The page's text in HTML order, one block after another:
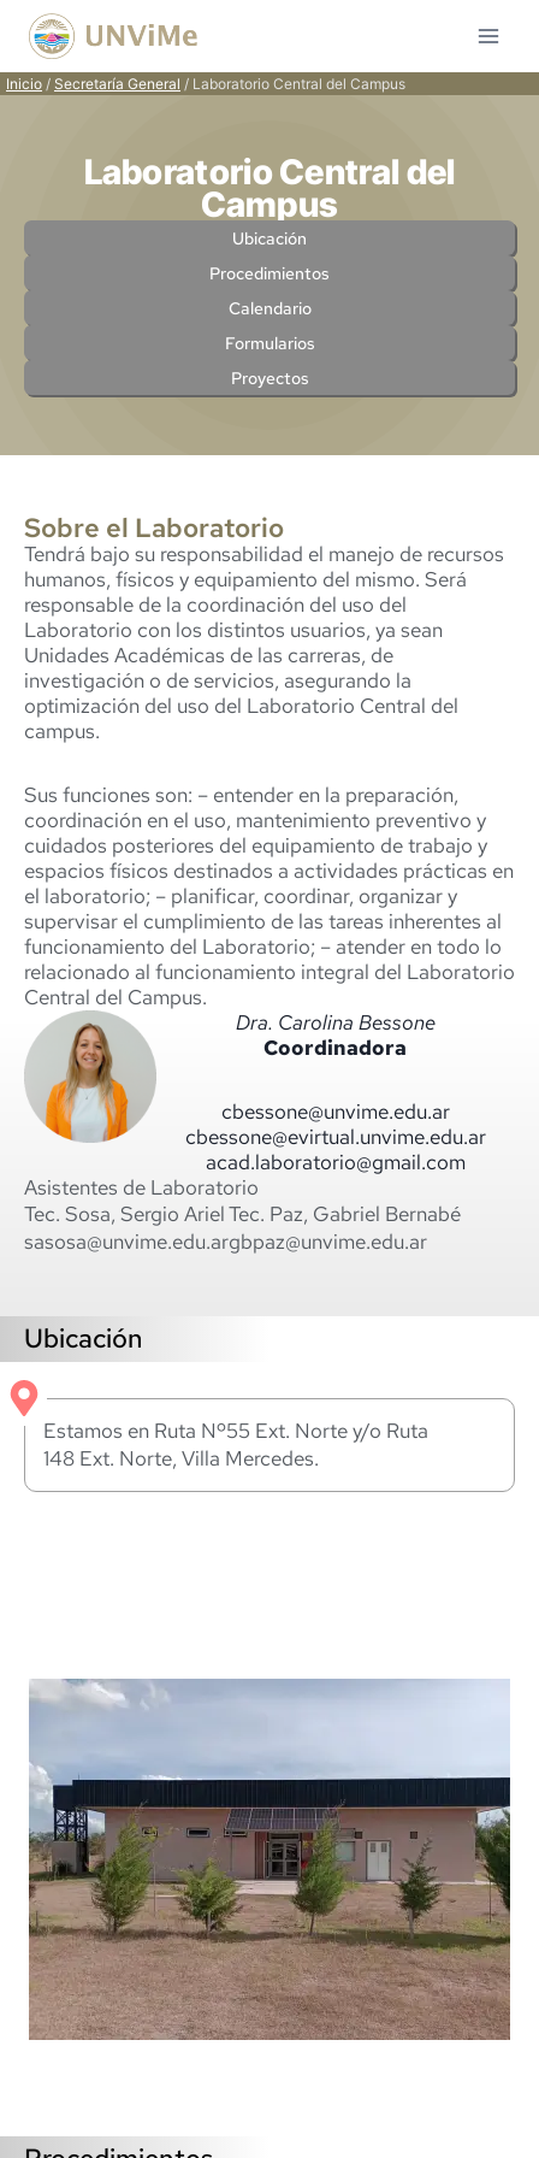
Inicio / Secretaría General / Laboratorio Central del Campus
Laboratorio Central del
Campus
Ubicación
Procedimientos
Calendario
Formularios
Proyectos
Sobre el Laboratorio
Tendrá bajo su responsabilidad el manejo de recursos
humanos, físicos y equipamiento del mismo. Será
responsable de la coordinación del uso del
Laboratorio con los distintos usuarios, ya sean
Unidades Académicas de las carreras, de
investigación o de servicios, asegurando la
optimización del uso del Laboratorio Central del
campus.
Sus funciones son: – entender en la preparación,
coordinación en el uso, mantenimiento preventivo y
cuidados posteriores del equipamiento de trabajo y
espacios físicos destinados a actividades prácticas en
el laboratorio; – planificar, coordinar, organizar y
supervisar el cumplimiento de las tareas inherentes al
funcionamiento del Laboratorio; – atender en todo lo
relacionado al funcionamiento integral del Laboratorio
Central del Campus.
Dra. Carolina Bessone
Coordinadora
cbessone@unvime.edu.ar
cbessone@evirtual.unvime.edu.ar
acad.laboratorio@gmail.com
Asistentes de Laboratorio
Tec. Sosa, Sergio Ariel
sasosa@unvime.edu.ar
Tec. Paz, Gabriel Bernabé
gbpaz@unvime.edu.ar
Ubicación
Estamos en Ruta Nº55 Ext. Norte y/o Ruta
148 Ext. Norte, Villa Mercedes.